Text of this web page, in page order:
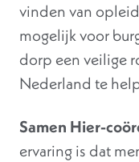
vinden van
mogelijk voor
dorp een veilige
Nederland te
Samen Hier-
ervaring is dat